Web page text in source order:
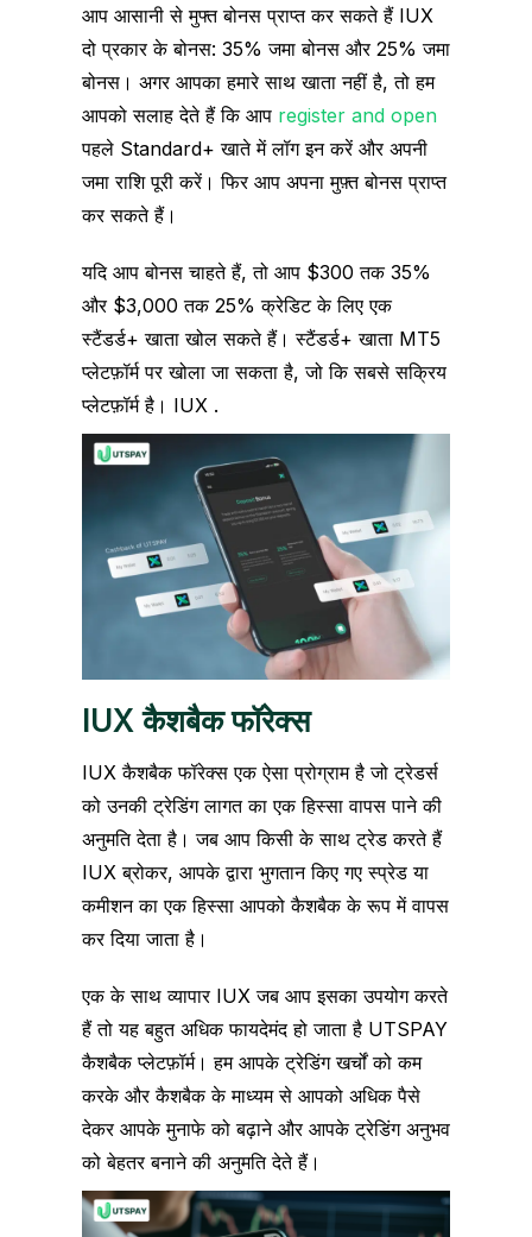
आप आसानी से मुफ्त बोनस प्राप्त कर सकते हैं IUX
दो प्रकार के बोनस: 35% जमा बोनस और 25% जमा
बोनस। अगर आपका हमारे साथ खाता नहीं है, तो हम
आपको सलाह देते हैं कि आप register and open
पहले Standard+ खाते में लॉग इन करें और अपनी
जमा राशि पूरी करें। फिर आप अपना मुफ़्त बोनस प्राप्त
कर सकते हैं।
यदि आप बोनस चाहते हैं, तो आप $300 तक 35%
और $3,000 तक 25% क्रेडिट के लिए एक
स्टैंडर्ड+ खाता खोल सकते हैं। स्टैंडर्ड+ खाता MT5
प्लेटफ़ॉर्म पर खोला जा सकता है, जो कि सबसे सक्रिय
प्लेटफ़ॉर्म है। IUX .
IUX कैशबैक फॉरेक्स
IUX कैशबैक फॉरेक्स एक ऐसा प्रोग्राम है जो ट्रेडर्स
को उनकी ट्रेडिंग लागत का एक हिस्सा वापस पाने की
अनुमति देता है। जब आप किसी के साथ ट्रेड करते हैं
IUX ब्रोकर, आपके द्वारा भुगतान किए गए स्प्रेड या
कमीशन का एक हिस्सा आपको कैशबैक के रूप में वापस
कर दिया जाता है।
एक के साथ व्यापार IUX जब आप इसका उपयोग करते
हैं तो यह बहुत अधिक फायदेमंद हो जाता है UTSPAY
कैशबैक प्लेटफ़ॉर्म। हम आपके ट्रेडिंग खर्चों को कम
करके और कैशबैक के माध्यम से आपको अधिक पैसे
देकर आपके मुनाफे को बढ़ाने और आपके ट्रेडिंग अनुभव
को बेहतर बनाने की अनुमति देते हैं।